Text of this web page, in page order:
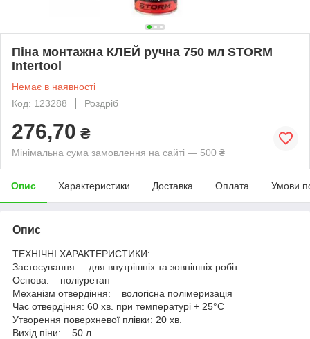
Піна монтажна КЛЕЙ ручна 750 мл STORM
Intertool
Немає в наявності
Код: 123288
Роздріб
276,70 ₴
Мінімальна сума замовлення на сайті — 500 ₴
Опис Характеристики Доставка Оплата Умови
Опис
ТЕХНІЧНІ ХАРАКТЕРИСТИКИ:
Застосування: для внутрішніх та зовнішніх робіт
Основа: поліуретан
Механізм отвердіння: вологісна полімеризація
Час отвердіння: 60 хв. при температурі + 25°С
Утворення поверхневої плівки: 20 хв.
Вихід піни: 50 л